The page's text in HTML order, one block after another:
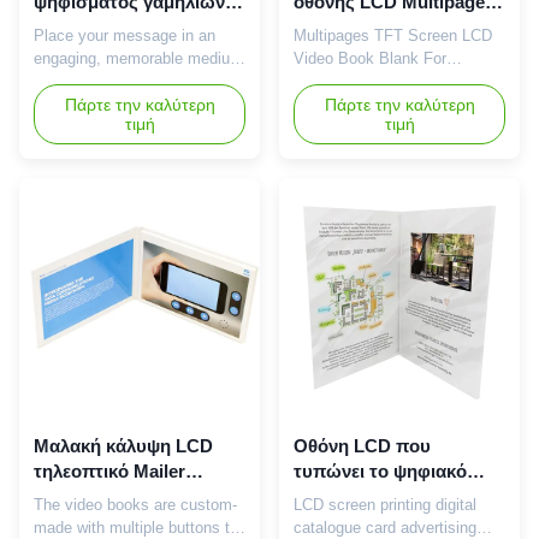
τηλεοπτική βιβλίων
1024x600 μάρκετινγκ
Place your message in an
engaging, memorable medium
and reach your audience with
impactful, high-quality video
books, card mailers, and
brochures. We will provide
our in-house design studio
can create unique artwork ...
Πάρτε την καλύτερη
τιμή
TFT για το μάρκετινγκ
χαιρετισμού
Multipages TFT Screen LCD
Video Book Blank For
Greeting marketing A new
marketing tool that can meet
the growing demand for video
content in a technology-led
immediately without using the
internet or wifi connection. It
is a tangible marketing ...
Πάρτε την καλύτερη
τιμή
Μαλακή κάλυψη LCD
τηλεοπτικό Mailer
256MB, τηλεοπτικό
βιβλίο διαφήμισης με
The video books are custom-
made with multiple buttons to
Οθόνη LCD που
τυπώνει το ψηφιακό
καταλόγων καρτών
διαφήμισης
LCD screen printing digital
catalogue card advertising